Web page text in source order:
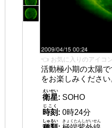
👈 お気に入りのアイコ
活動極小期の太陽
をお楽しみください
衛星
えいせい
: SOHO
時刻
じこく
: 0時24分
しゅるい きょくたんしがいせん